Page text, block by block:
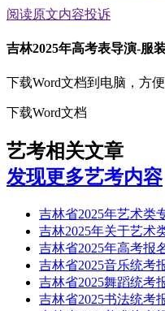
阅读原文内容投诉
吉林2025年高考表导演-服
下载Word文档到电脑，方
下载Word文档
艺考相关文章
发现更多艺考内容
吉林省2025年艺术类
吉林2025年关于艺术
吉林省2025年高考报
吉林省2025音乐统考
吉林省2025舞蹈统考
吉林省2025书法统考